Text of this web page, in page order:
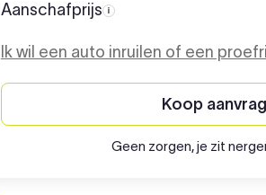
Aanschafprijs Aanschafprijs
Ik wil een auto inruilen of een
Koop
Geen zorgen, je zit